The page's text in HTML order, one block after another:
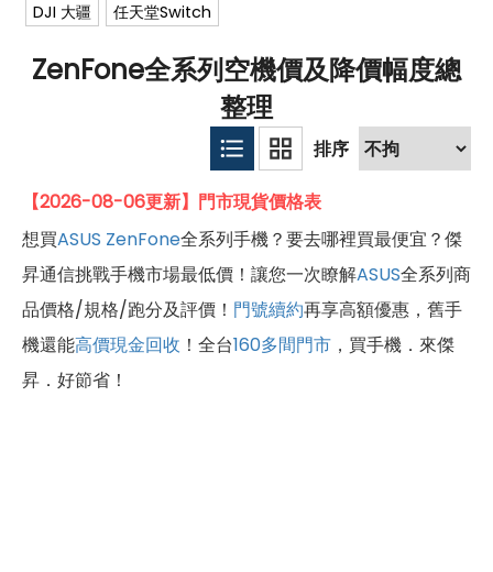
DJI 大疆
任天堂Switch
ZenFone全系列空機價及降價幅度總
整理
【2026-08-06更新】門市現貨價格表
想買ASUS ZenFone全系列手機？要去哪裡買最便宜？傑
昇通信挑戰手機市場最低價！讓您一次瞭解ASUS全系列商
品價格/規格/跑分及評價！ 門號續約再享高額優惠，舊手
機還能高價現金回收 ！全台160多間門市 ，買手機．來傑
昇．好節省！